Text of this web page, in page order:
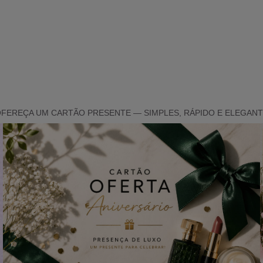
UM CARTÃO PRESENTE — SIMPLES, RÁPIDO E